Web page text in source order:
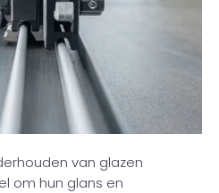
van glazen
om hun glans en